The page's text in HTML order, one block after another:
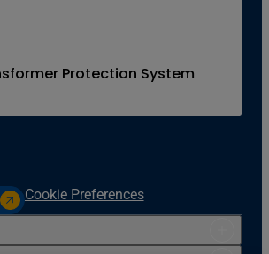
Protection System
Cookie Preferences